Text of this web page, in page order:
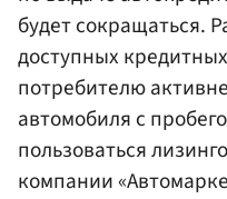
будет сокращаться.
доступных
потребителю
автомобиля с
пользоваться
компании